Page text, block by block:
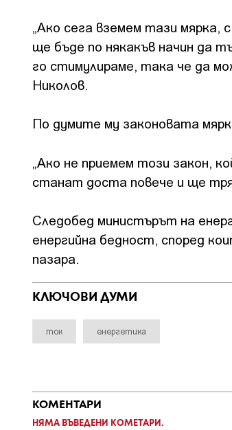
„Ако сега вземем тази
ще бъде по някакъв начин да
го стимулираме, така че да
Николов.
По думите му законовата
„Ако не приемем този закон,
станат доста повече и ще
Следобед министърът на
енергийна бедност, според
пазара.
КЛЮЧОВИ ДУМИ
ток енергетика
КОМЕНТАРИ
НЯМА ВЪВЕДЕНИ КОМЕТАРИ.